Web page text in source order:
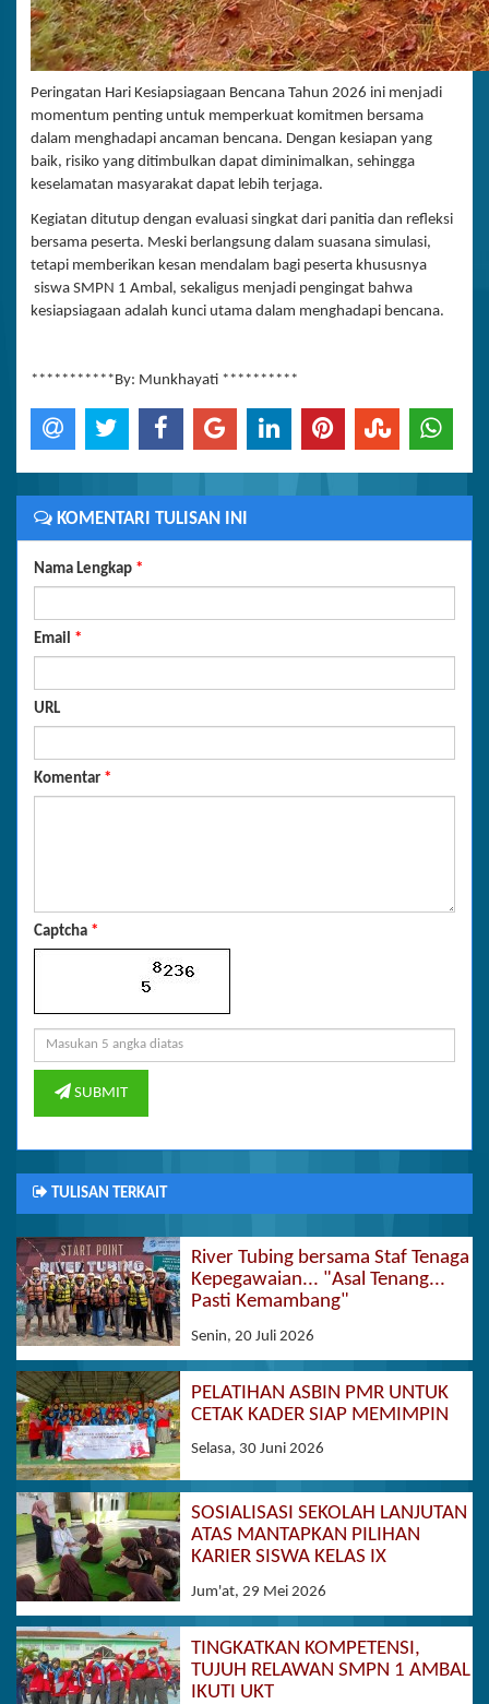
Peringatan Hari Kesiapsiagaan Bencana Tahun 2026 ini menjadi
momentum penting untuk memperkuat komitmen bersama
dalam menghadapi ancaman bencana. Dengan kesiapan yang
baik, risiko yang ditimbulkan dapat diminimalkan, sehingga
keselamatan masyarakat dapat lebih terjaga.
Kegiatan ditutup dengan evaluasi singkat dari panitia dan refleksi
bersama peserta. Meski berlangsung dalam suasana simulasi,
tetapi memberikan kesan mendalam bagi peserta khususnya
siswa SMPN 1 Ambal, sekaligus menjadi pengingat bahwa
kesiapsiagaan adalah kunci utama dalam menghadapi bencana.
***********By: Munkhayati **********
KOMENTARI TULISAN INI
Nama Lengkap *
Email *
URL
Komentar *
Captcha *
SUBMIT
TULISAN TERKAIT
River Tubing bersama Staf Tenaga
Kepegawaian... "Asal Tenang...
Pasti Kemambang"
Senin, 20 Juli 2026
PELATIHAN ASBIN PMR UNTUK
CETAK KADER SIAP MEMIMPIN
Selasa, 30 Juni 2026
SOSIALISASI SEKOLAH LANJUTAN
ATAS MANTAPKAN PILIHAN
KARIER SISWA KELAS IX
Jum'at, 29 Mei 2026
TINGKATKAN KOMPETENSI,
TUJUH RELAWAN SMPN 1 AMBAL
IKUTI UKT